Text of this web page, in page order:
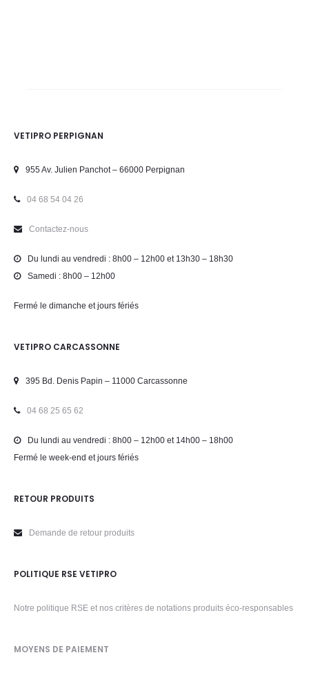
VETIPRO PERPIGNAN
955 Av. Julien Panchot – 66000 Perpignan
04 68 54 04 26
Contactez-nous
Du lundi au vendredi : 8h00 – 12h00 et 13h30 – 18h30
Samedi : 8h00 – 12h00
Fermé le dimanche et jours fériés
VETIPRO CARCASSONNE
395 Bd. Denis Papin – 11000 Carcassonne
04 68 25 65 62
Du lundi au vendredi : 8h00 – 12h00 et 14h00 – 18h00
Fermé le week-end et jours fériés
RETOUR PRODUITS
Demande de retour produits
POLITIQUE RSE VETIPRO
Notre politique RSE et nos critères de notations produits éco-responsables
MOYENS DE PAIEMENT